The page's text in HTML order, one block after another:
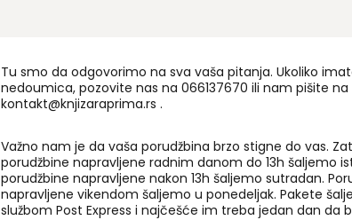
Tu smo da odgovorimo na sva vaša pitanja. Ukoliko
nedoumica, pozovite nas na 066137670 ili nam pišite na
kontakt@knjizaraprima.rs .
Važno nam je da vaša porudžbina brzo stigne do vas.
porudžbine napravljene radnim danom do 13h šaljemo
porudžbine napravljene nakon 13h šaljemo sutradan.
napravljene vikendom šaljemo u ponedeljak. Pakete
službom Post Express i najčešće im treba jedan dan da